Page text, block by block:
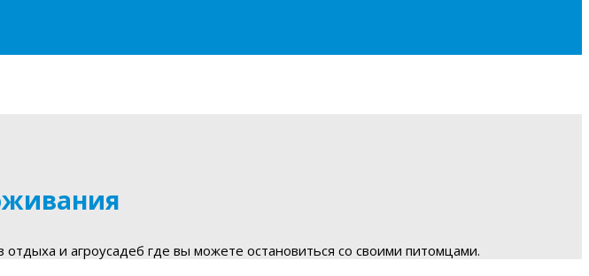
и агроусадеб где вы можете остановиться со своими питомцами.